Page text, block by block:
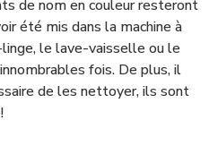
de nom en couleur resteront
été mis dans la machine à
le lave-vaisselle ou le
fois. De plus, il
de les nettoyer, ils sont